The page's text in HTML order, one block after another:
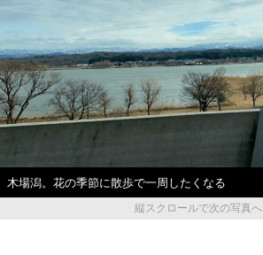
木場潟。花の季節に散歩で一周したくなる
縦スクロールで次の写真へ